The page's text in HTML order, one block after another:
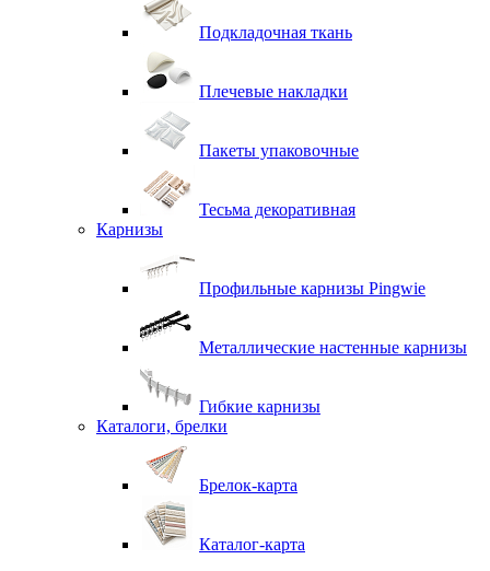
Подкладочная ткань
Плечевые накладки
Пакеты упаковочные
Тесьма декоративная
Карнизы
Профильные карнизы Pingwie
Металлические настенные карнизы
Гибкие карнизы
Каталоги, брелки
Брелок-карта
Каталог-карта